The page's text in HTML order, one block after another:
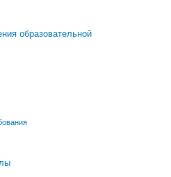
образовательной